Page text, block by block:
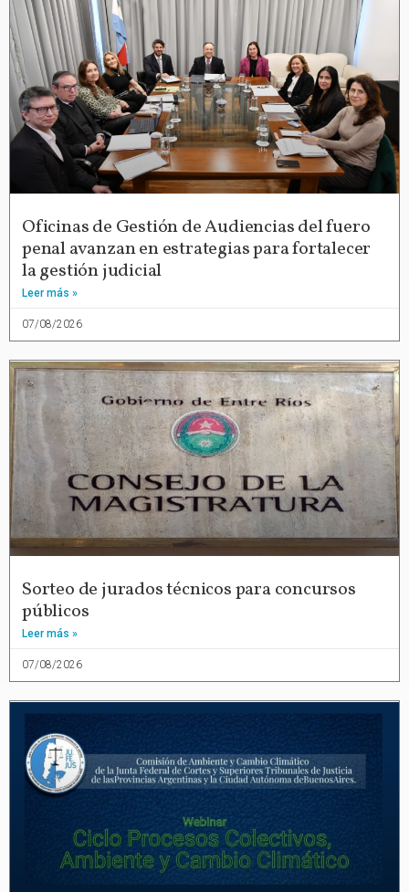
Oficinas de Gestión de Audiencias del fuero
penal avanzan en estrategias para fortalecer
la gestión judicial
Leer más »
07/08/2026
Sorteo de jurados técnicos para concursos
públicos
Leer más »
07/08/2026